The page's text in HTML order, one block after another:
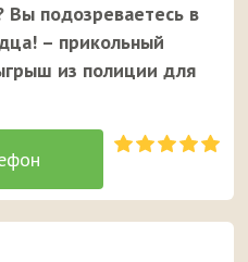
вашей любимой
когда звонок от
улыбку у вашей
Вы подозреваетесь в
– прикольный
из полиции для